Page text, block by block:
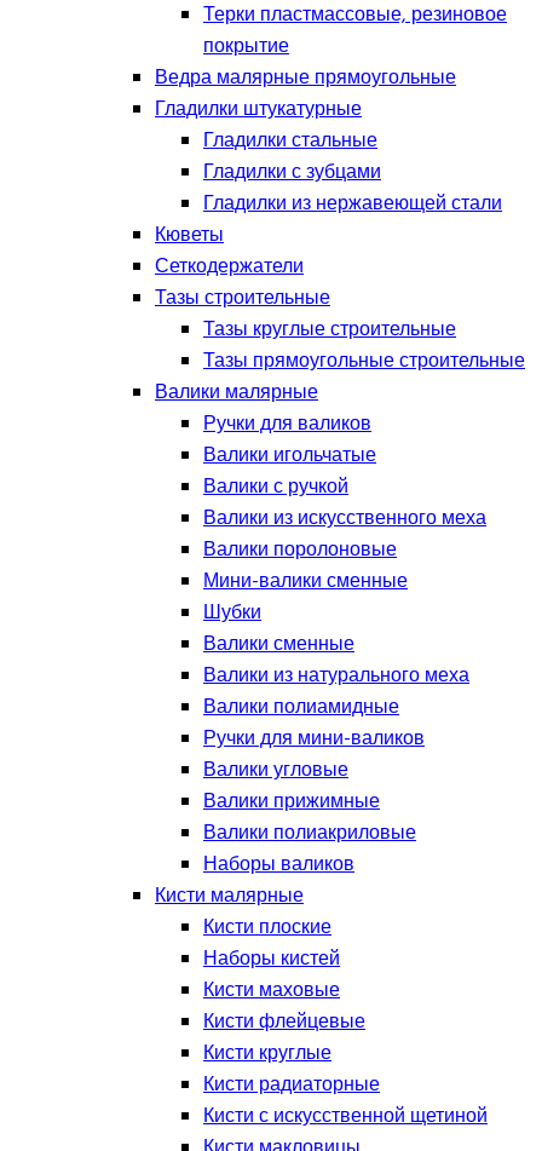
Терки пластмассовые, резиновое
покрытие
Ведра малярные прямоугольные
Гладилки штукатурные
Гладилки стальные
Гладилки с зубцами
Гладилки из нержавеющей стали
Кюветы
Сеткодержатели
Тазы строительные
Тазы круглые строительные
Тазы прямоугольные строительные
Валики малярные
Ручки для валиков
Валики игольчатые
Валики с ручкой
Валики из искусственного меха
Валики поролоновые
Мини-валики сменные
Шубки
Валики сменные
Валики из натурального меха
Валики полиамидные
Ручки для мини-валиков
Валики угловые
Валики прижимные
Валики полиакриловые
Наборы валиков
Кисти малярные
Кисти плоские
Наборы кистей
Кисти маховые
Кисти флейцевые
Кисти круглые
Кисти радиаторные
Кисти с искусственной щетиной